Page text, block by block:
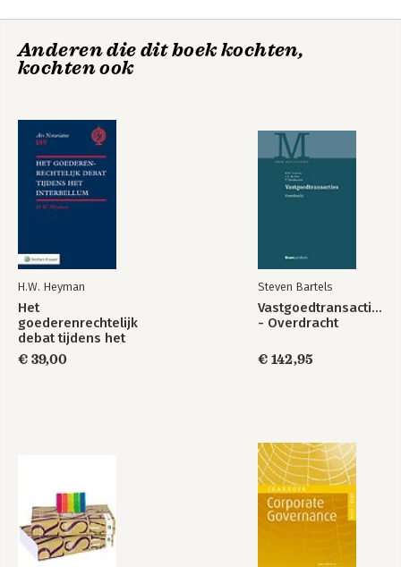
Vastgoedtransacties
- Overdracht
goederenrechtelijk
debat tijdens het
Bekijk alle boeken
Anderen die dit boek kochten,
kochten ook
H.W. Heyman
Het
goederenrechtelijk
debat tijdens het
interbellum
€ 39,00
Steven Bartels
Vastgoedtransacties
- Overdracht
€ 142,95